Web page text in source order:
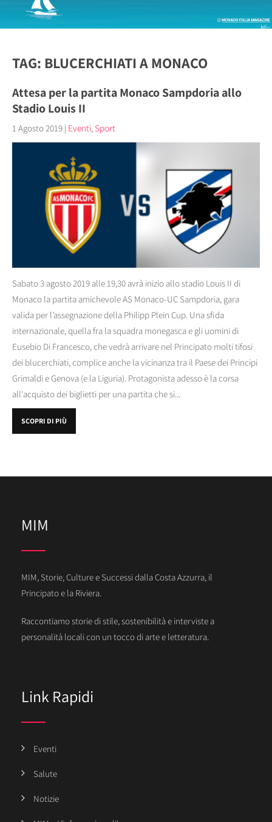
TAG: BLUCERCHIATI A MONACO
Attesa per la partita Monaco Sampdoria allo
Stadio Louis II
1 Agosto 2019 | Eventi, Sport
Sabato 3 agosto 2019 alle 19,30 avrà inizio allo stadio Louis II di
Monaco la partita amichevole AS Monaco-UC Sampdoria, gara
valida per l’assegnazione della Philipp Plein Cup. Una sfida
internazionale, quella fra la squadra monegasca e gli uomini di
Eusebio Di Francesco, che vedrà arrivare nel Principato molti tifosi
dei blucerchiati, complice anche la vicinanza tra il Paese dei Principi
Grimaldi e Genova (e la Liguria). Protagonista adesso è la corsa
all'acquisto dei biglietti per una partita che si...
SCOPRI DI PIÙ
MIM
MIM, Storie, Culture e Successi dalla Costa Azzurra, il
Principato e la Riviera.
Raccontiamo storie di stile, sostenibilità e interviste a
personalità locali con un tocco di arte e letteratura.
Link Rapidi
Eventi
Salute
Notizie